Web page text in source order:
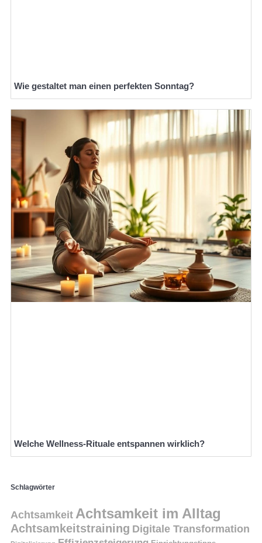
Wie gestaltet man einen perfekten Sonntag?
Welche Wellness-Rituale entspannen wirklich?
Schlagwörter
Achtsamkeit Achtsamkeit im Alltag
Achtsamkeitstraining Digitale Transformation